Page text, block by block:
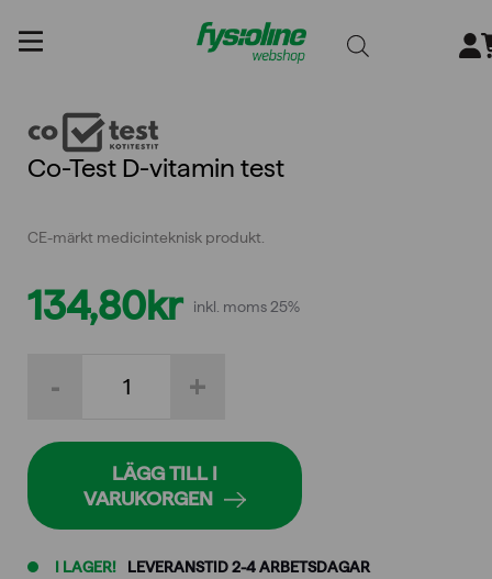
innehållet
Co-Test D-vitamin test
CE-märkt medicinteknisk produkt.
134,80kr inkl. moms 25%
I LAGER! LEVERANSTID 2-4 ARBETSDAGAR
+
test
mängd
-
LÄGG TILL I
VARUKORGEN